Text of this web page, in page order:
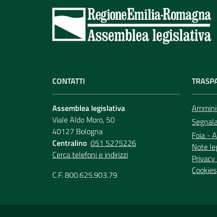
CONTATTI
Assemblea legislativa
Viale Aldo Moro, 50
40127 Bologna
Centralino 051 5275226
Cerca telefoni e indirizzi
C.F. 800.625.903.79
Foia -
Note
Cookies